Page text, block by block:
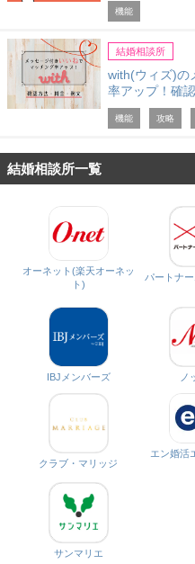
機能
結婚相談所
with(ウィズ)の
率アップ！確
機能 攻略
結婚相談所一覧
オーネット(楽天オーネッ
ト)
パートナ
IBJメンバーズ ノ
クラブ・マリッジ
エン婚活
サンマリエ